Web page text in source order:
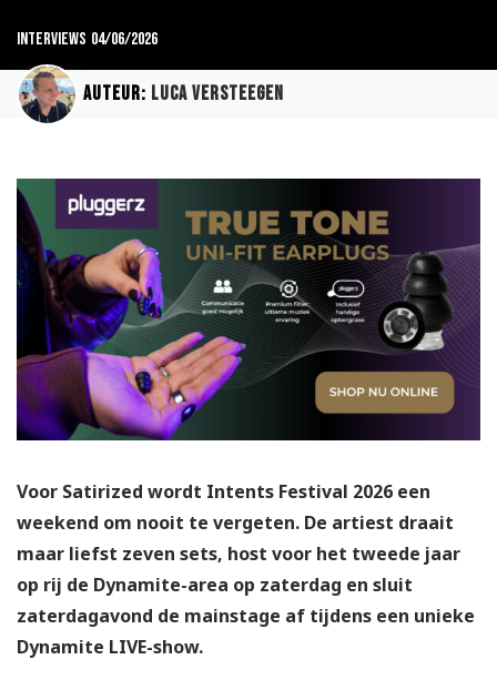
Interviews 04/06/2026
Auteur: Luca Versteegen
Voor Satirized wordt Intents Festival 2026 een
weekend om nooit te vergeten. De artiest draait
maar liefst zeven sets, host voor het tweede jaar
op rij de Dynamite-area op zaterdag en sluit
zaterdagavond de mainstage af tijdens een unieke
Dynamite LIVE-show.